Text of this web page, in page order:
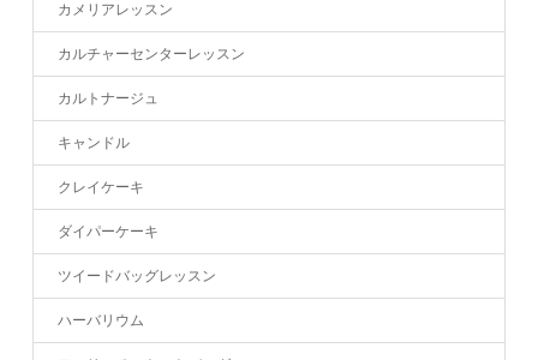
カメリアレッスン
カルチャーセンターレッスン
カルトナージュ
キャンドル
クレイケーキ
ダイパーケーキ
ツイードバッグレッスン
ハーバリウム